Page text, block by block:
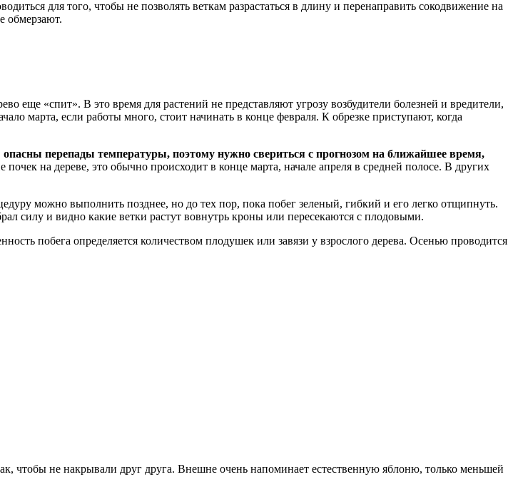
для того, чтобы не позволять веткам разрастаться в длину и перенаправить сокодвижение на
обмерзают.
еще «спит». В это время для растений не представляют угрозу возбудители болезней и вредители,
марта, если работы много, стоит начинать в конце февраля. К обрезке приступают, когда
перепады температуры, поэтому нужно свериться с прогнозом на ближайшее время,
на дереве, это обычно происходит в конце марта, начале апреля в средней полосе. В других
можно выполнить позднее, но до тех пор, пока побег зеленый, гибкий и его легко отщипнуть.
силу и видно какие ветки растут вовнутрь кроны или пересекаются с плодовыми.
побега определяется количеством плодушек или завязи у взрослого дерева. Осенью проводится
чтобы не накрывали друг друга. Внешне очень напоминает естественную яблоню, только меньшей